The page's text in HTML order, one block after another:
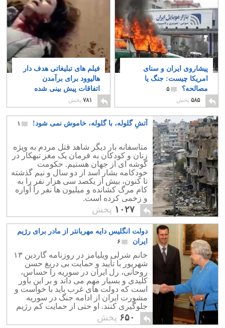
پیشاروی ایران و سنای
امریکا چیست: جنگ یا
مصالحه؟
۵
۵۸۵ پخش
فیلم های تبلیغاتی هدف دار
هالیوود برای برآمدن
اتفاقات پیش بینی شده
۲
۷۸۱ پخش
آتشِ گلوله، با گلوله، خاموش نمی شود! ۱
متاسفانه بار دیگر شاهد قتل مردم به ویژه
زنان و کودکان به فرمان یک مغز تبهکار در
گوشه ای از جهان هستیم. حکومت
خودکامه بشار اسد از دو سال و نیم گذشته
تا کنون، بیش از یکصد سی هزار نفر را به
کام مرگ کشانده و میلیون ها نفر را آواره
و زخمی کرده است.
۱۰۲۷ پخش
دولت انگلیس دایه مهربانتر از مادر برای رژیم
ایران
۶
خانم شرلی ویلیامز در روزنامه گاردین ۱۳
شهریور با تأیید و حمایت بی دریغ حسن
روحانی، رل ایران در سوریه را حساس،
کلیدی و بسیار مهم می داند و بر این باور
است که دولت های غرب باید با خواست و
مشورت ایران از ادامه جنگ در سوریه
جلوگیری کنند. او حتی از حمایت کم رژیم
ایران، دولت خود را ملامت و سرزنش می
کند.
۶۵۰ پخش